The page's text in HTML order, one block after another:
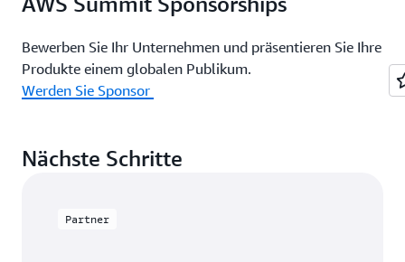
Bewerben Sie Ihr Unternehmen und präsentieren Sie Ihre
Produkte einem globalen Publikum.
Werden Sie Sponsor
Nächste Schritte
Partner